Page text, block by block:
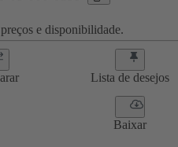
e disponibilidade.
Lista de desejos
Baixar